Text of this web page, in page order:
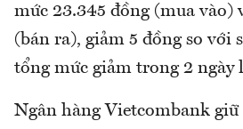
mức 23.345 đồng (mua vào)
(bán ra), giảm 5 đồng so với
tổng mức giảm trong 2 ngày
Ngân hàng Vietcombank giữ